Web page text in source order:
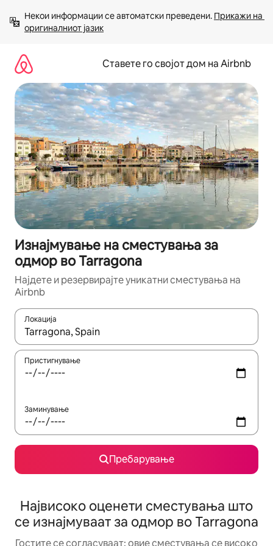
содржина
Некои информации се автоматски преведени. Прикажи на
оригиналниот јазик
Ставете го својот дом на Airbnb
Изнајмување на сместувања за
одмор во Tarragona
Најдете и резервирајте уникатни сместувања на
Airbnb
Локација
Кога резултатите се достапни, движете се со копчињата
Пристигнување
Заминување
Пребарување
Највисоко оценети сместувања што
се изнајмуваат за одмор во Tarragona
Гостите се согласуваат: овие сместувања се високо